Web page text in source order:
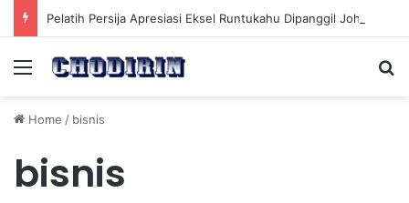
Menu
Home / bisnis
bisnis